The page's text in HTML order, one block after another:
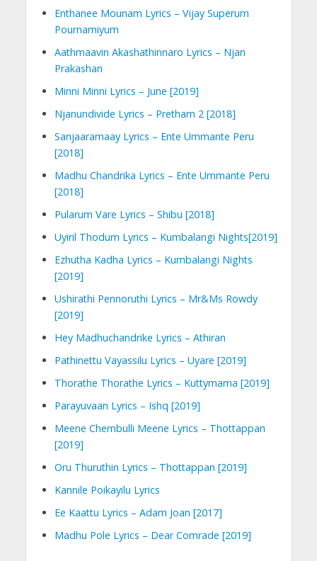
Enthanee Mounam Lyrics – Vijay Superum
Pournamiyum
Aathmaavin Akashathinnaro Lyrics – Njan
Prakashan
Minni Minni Lyrics – June [2019]
Njanundivide Lyrics – Pretham 2 [2018]
Sanjaaramaay Lyrics – Ente Ummante Peru
[2018]
Madhu Chandrika Lyrics – Ente Ummante Peru
[2018]
Pularum Vare Lyrics – Shibu [2018]
Uyiril Thodum Lyrics – Kumbalangi Nights[2019]
Ezhutha Kadha Lyrics – Kumbalangi Nights
[2019]
Ushirathi Pennoruthi Lyrics – Mr&Ms Rowdy
[2019]
Hey Madhuchandrike Lyrics – Athiran
Pathinettu Vayassilu Lyrics – Uyare [2019]
Thorathe Thorathe Lyrics – Kuttymama [2019]
Parayuvaan Lyrics – Ishq [2019]
Meene Chembulli Meene Lyrics – Thottappan
[2019]
Oru Thuruthin Lyrics – Thottappan [2019]
Kannile Poikayilu Lyrics
Ee Kaattu Lyrics – Adam Joan [2017]
Madhu Pole Lyrics – Dear Comrade [2019]